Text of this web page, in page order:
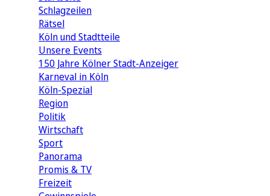
Schlagzeilen
Rätsel
Köln und Stadtteile
Unsere Events
150 Jahre Kölner Stadt-Anzeiger
Karneval in Köln
Köln-Spezial
Region
Politik
Wirtschaft
Sport
Panorama
Promis & TV
Freizeit